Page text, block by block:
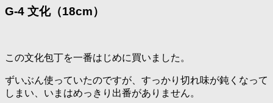
G-4 文化（18cm）
この文化包丁を一番はじめに買いました。
ずいぶん使っていたのですが、すっかり切れ味が鈍くなって
しまい、いまはめっきり出番がありません。